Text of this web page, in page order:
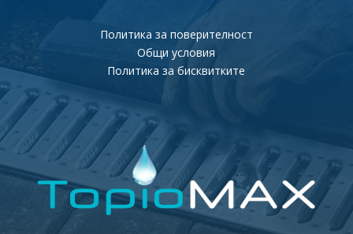
Политика за поверителност
Общи условия
Политика за бисквитките